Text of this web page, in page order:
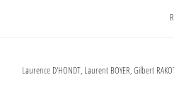
Laurence D'HONDT, Laurent BOYER, Gilbert